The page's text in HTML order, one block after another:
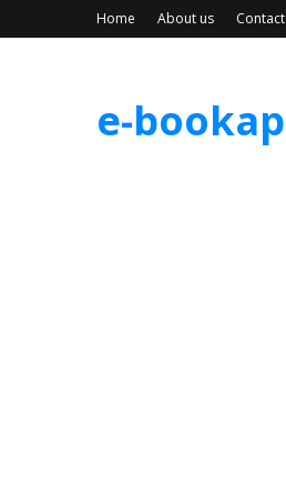
Home About us Contact
e-bookap